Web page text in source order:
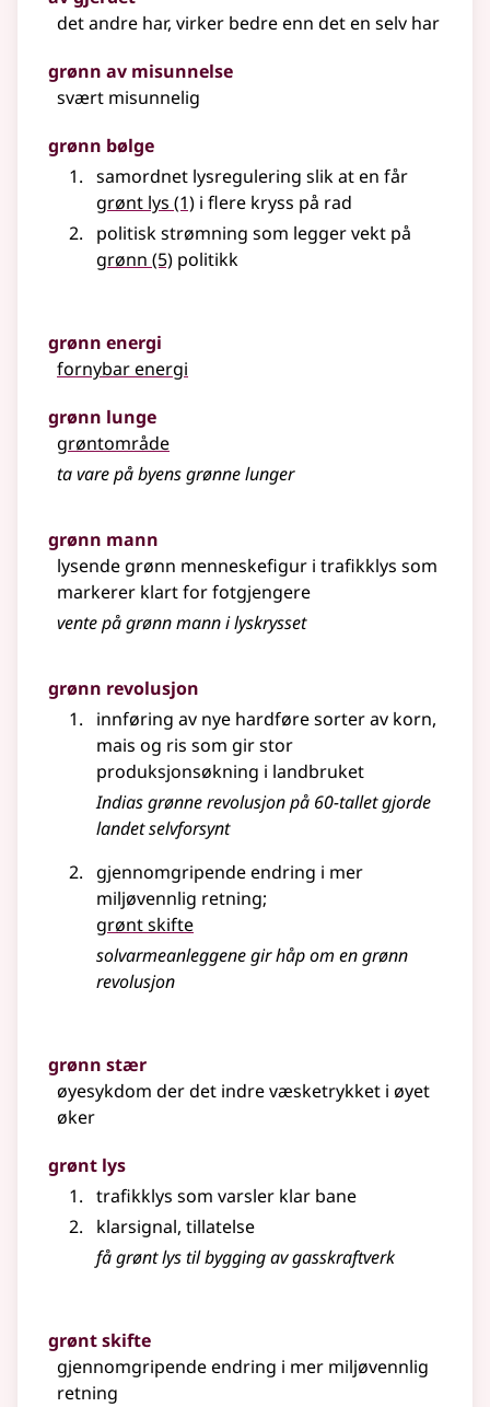
det andre har, virker bedre enn det en selv har
grønn av misunnelse
svært misunnelig
grønn bølge
samordnet lysregulering slik at en får
grønt lys (1) i flere kryss på rad
politisk strømning som legger vekt på
grønn (5) politikk
grønn energi
fornybar energi
grønn lunge
grøntområde
ta vare på byens grønne lunger
grønn mann
lysende grønn menneskefigur i trafikklys som
markerer klart for fotgjengere
vente på grønn mann i lyskrysset
grønn revolusjon
innføring av nye hardføre sorter av korn,
mais og ris som gir stor
produksjonsøkning i landbruket
Indias grønne revolusjon på 60-tallet gjorde
landet selvforsynt
gjennomgripende endring i mer
miljøvennlig retning;
grønt skifte
solvarmeanleggene gir håp om en grønn
revolusjon
grønn stær
øyesykdom der det indre væsketrykket i øyet
øker
grønt lys
trafikklys som varsler klar bane
klarsignal, tillatelse
få grønt lys til bygging av gasskraftverk
grønt skifte
gjennomgripende endring i mer miljøvennlig
retning